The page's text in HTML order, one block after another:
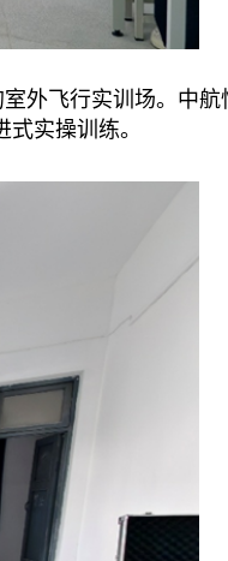
外飞行实训场。中航
实操训练。